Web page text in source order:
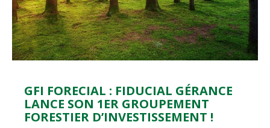
GFI FORECIAL : FIDUCIAL GÉRANCE
LANCE SON 1ER GROUPEMENT
FORESTIER D’INVESTISSEMENT !